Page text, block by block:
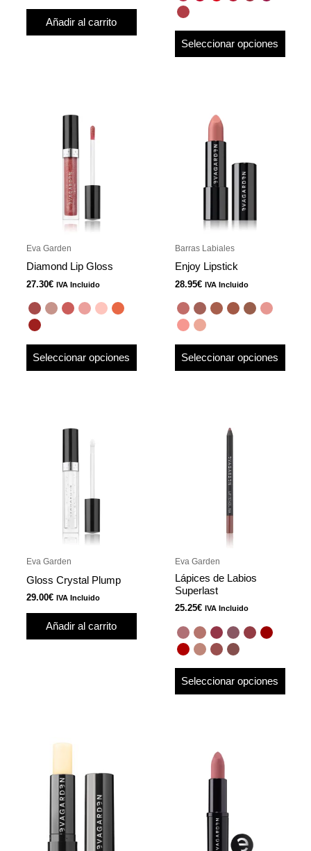
Añadir al carrito
Seleccionar opciones
Eva Garden
Diamond Lip Gloss
27.30€ IVA Incluido
Seleccionar opciones
Barras Labiales
Enjoy Lipstick
28.95€ IVA Incluido
Seleccionar opciones
Eva Garden
Gloss Crystal Plump
29.00€ IVA Incluido
Añadir al carrito
Eva Garden
Lápices de Labios
Superlast
25.25€ IVA Incluido
Seleccionar opciones